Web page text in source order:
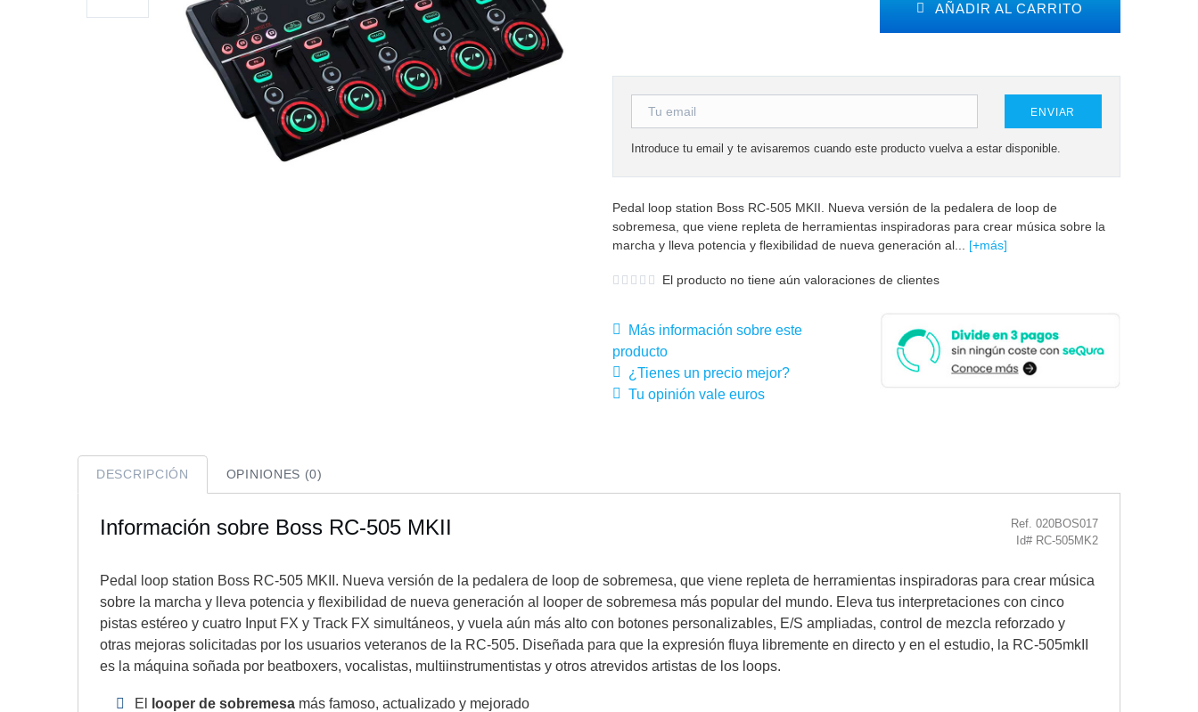
AÑADIR AL CARRITO
ENVIAR
Introduce tu email y te avisaremos cuando este producto vuelva a estar disponible.
Pedal loop station Boss RC-505 MKII. Nueva versión de la pedalera de loop de
sobremesa, que viene repleta de herramientas inspiradoras para crear música sobre la
marcha y lleva potencia y flexibilidad de nueva generación al... [+más]
El producto no tiene aún valoraciones de clientes
Más información sobre este
producto
¿Tienes un precio mejor?
Tu opinión vale euros
DESCRIPCIÓN OPINIONES (0)
Información sobre Boss RC-505 MKII
Ref. 020BOS017
Id# RC-505MK2
Pedal loop station Boss RC-505 MKII. Nueva versión de la pedalera de loop de sobremesa, que viene repleta de herramientas inspiradoras para crear música
sobre la marcha y lleva potencia y flexibilidad de nueva generación al looper de sobremesa más popular del mundo. Eleva tus interpretaciones con cinco
pistas estéreo y cuatro Input FX y Track FX simultáneos, y vuela aún más alto con botones personalizables, E/S ampliadas, control de mezcla reforzado y
otras mejoras solicitadas por los usuarios veteranos de la RC-505. Diseñada para que la expresión fluya libremente en directo y en el estudio, la RC-505mkII
es la máquina soñada por beatboxers, vocalistas, multiinstrumentistas y otros atrevidos artistas de los loops.
El looper de sobremesa más famoso, actualizado y mejorado